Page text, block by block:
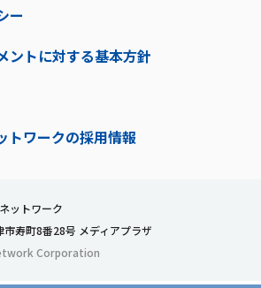
ー
ントに対する基本方針
トワークの採用情報
ットワーク
寿町8番28号 メディアプラザ
Corporation